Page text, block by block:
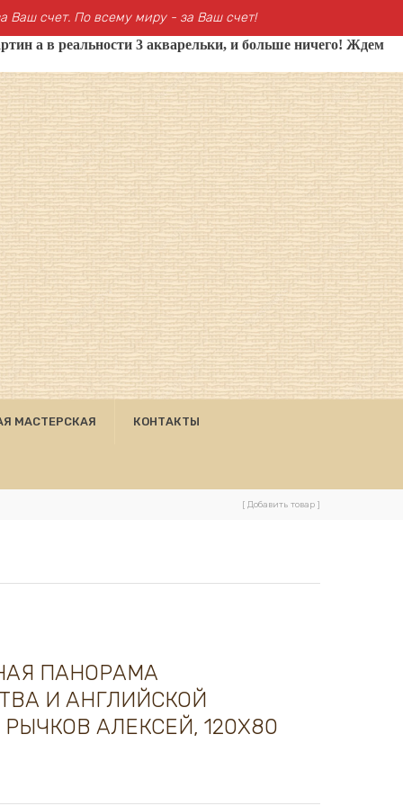
Ваш счет. По всему миру - за Ваш счет!
а в реальности 3 акварельки, и больше ничего! Ждем
МАСТЕРСКАЯ КОНТАКТЫ
[ Добавить товар ]
ПАНОРАМА
И АНГЛИЙСКОЙ
АЛЕКСЕЙ, 120Х80